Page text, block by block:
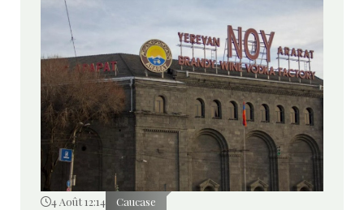
4 Août 12:14 Caucase